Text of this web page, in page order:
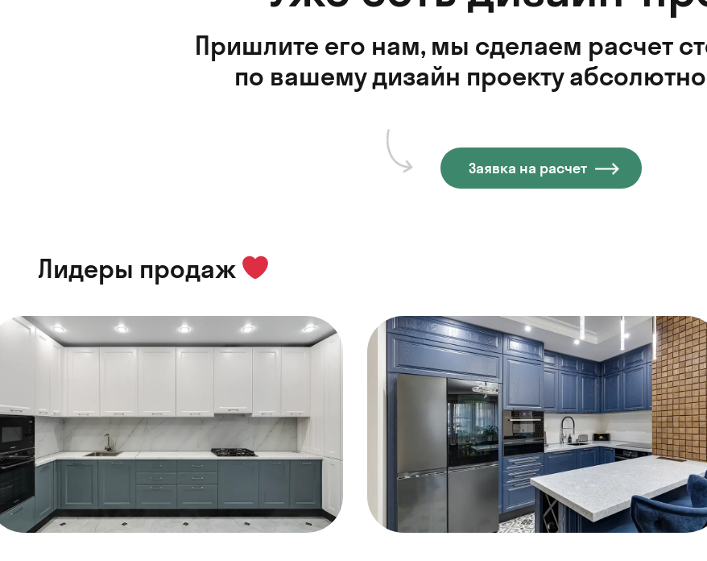
Пришлите его нам, мы сделаем расчет
по вашему дизайн проекту
Заявка на расчет
Лидеры продаж